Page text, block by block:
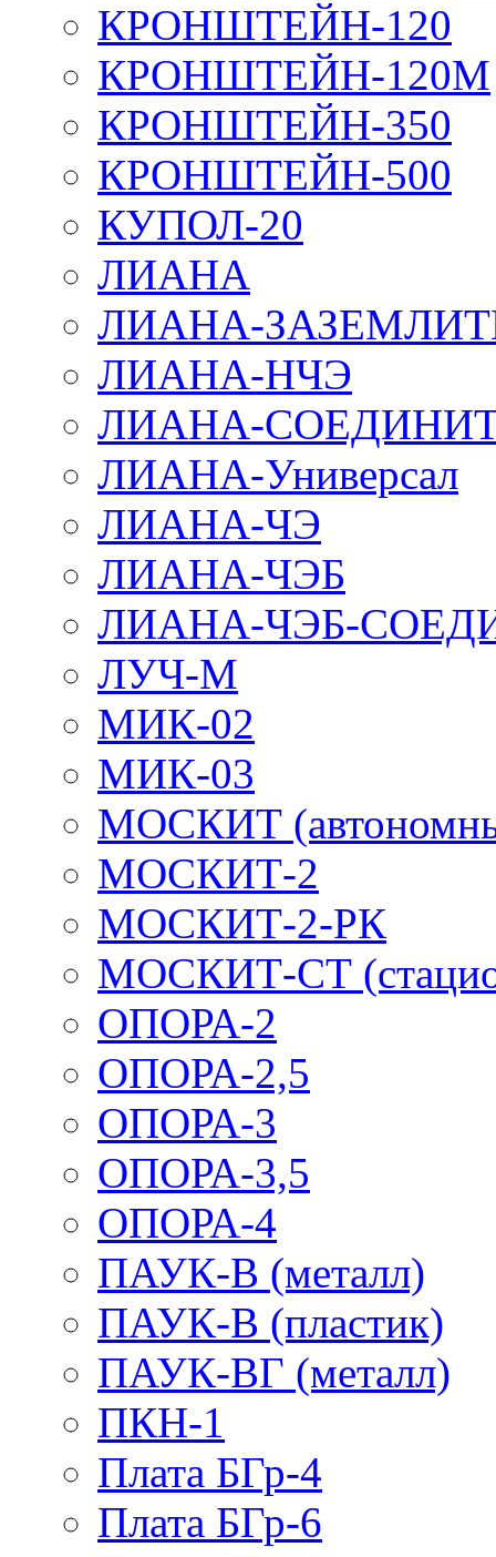
КРОНШТЕЙН-120
КРОНШТЕЙН-120М
КРОНШТЕЙН-350
КРОНШТЕЙН-500
КУПОЛ-20
ЛИАНА
ЛИАНА-
ЛИАНА-НЧЭ
ЛИАНА-
ЛИАНА-Универсал
ЛИАНА-ЧЭ
ЛИАНА-ЧЭБ
ЛИАНА-ЧЭБ-
ЛУЧ-М
МИК-02
МИК-03
МОСКИТ
МОСКИТ-2
МОСКИТ-2-РК
МОСКИТ-СТ
ОПОРА-2
ОПОРА-2,5
ОПОРА-3
ОПОРА-3,5
ОПОРА-4
ПАУК-В (металл)
ПАУК-В (пластик)
ПАУК-ВГ (металл)
ПКН-1
Плата БГр-4
Плата БГр-6